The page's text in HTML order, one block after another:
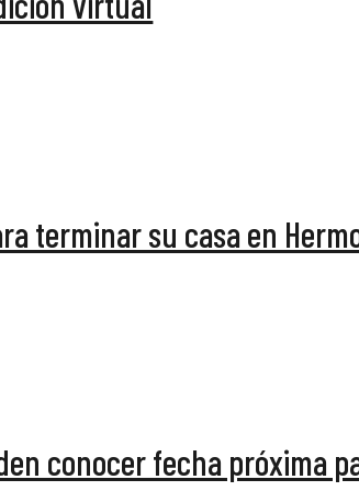
terminar su casa en
conocer fecha próxima